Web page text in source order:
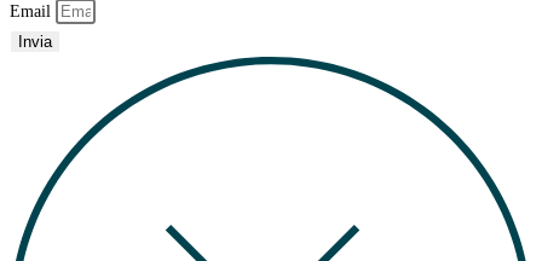
Email
Invia